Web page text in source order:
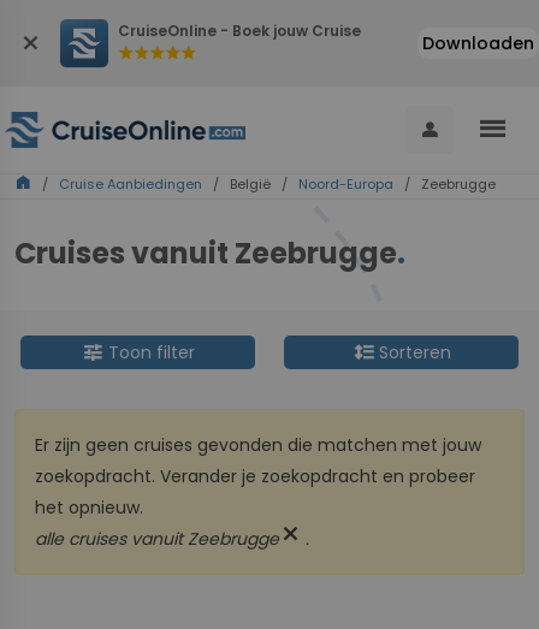
close CruiseOnline - Boek jouw Cruise
starstarstarstarstar Downloaden
person menu
home / Cruise Aanbiedingen / België / Noord-Europa / Zeebrugge
Cruises vanuit Zeebrugge.
tune Toon filter format_line_spacingSorteren
Er zijn geen cruises gevonden die matchen met jouw
zoekopdracht. Verander je zoekopdracht en probeer
het opnieuw.
alle cruises vanuitZeebrugge close .